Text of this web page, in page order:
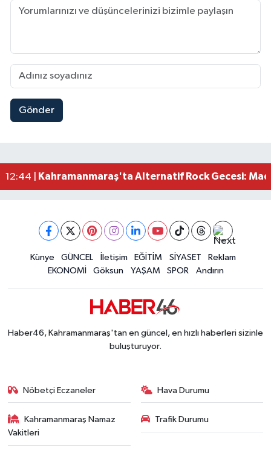
Gönder
22:09 |Kahramanmaraş'ın Tarihi Mirası İçin Ankara'da
12:44 |
Kahramanmaraş'ta Alternatif Rock Gecesi:
12:28 |Narkotikten Peş Peşe Operasyon!
Kahramanmaraşlı Şehit Aileleri
Kahramanmaraş Ticaret ve Sanayi Odası Yeni
10:34 |Kahramanmaraş Göksun 3,7 Büyüklüğündeki
Künye GÜNCEL İletişim EĞİTİM SİYASET
Reklam
EKONOMİ
Göksun YAŞAM SPOR Andırın
Haber46, Kahramanmaraş'tan en güncel, en hızlı haberleri sizinle
buluşturuyor.
Nöbetçi Eczaneler Hava Durumu
Kahramanmaraş Namaz
Vakitleri
Trafik Durumu